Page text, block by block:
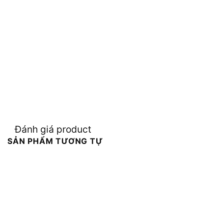
Đánh giá product
SẢN PHẨM TƯƠNG TỰ